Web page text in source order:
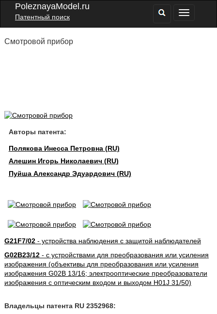
PoleznayaModel.ru
Патентный поиск
Смотровой прибор
Авторы патента:
Полякова Инесса Петровна (RU)
Алешин Игорь Николаевич (RU)
Пуйша Александр Эдуардович (RU)
G21F7/02- устройства наблюдения с защитой наблюдателей
G02B23/12- с устройствами для преобразования или усиления
изображения (объективы для преобразования или усиления
изображения G02B 13/16; электрооптические преобразователи
изображения с оптическим входом и выходом H01J 31/50)
Владельцы патента RU 2352968: